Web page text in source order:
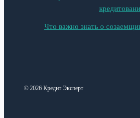
Что важно знать о
© 2026 Кредит Эксперт